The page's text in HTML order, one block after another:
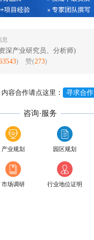
息
深产业研究员、分析师)
) 赞(273)
内容合作请点这里： 寻求合作
咨询·服务
产业规划 园区规划
市场调研 行业地位证明